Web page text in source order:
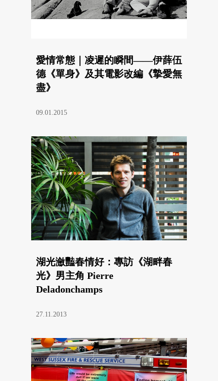
愛情常態｜凌遲的瞬間——伊薛伍
德《單身》及其電影改編《摯愛無
盡》
09.01.2015
湖光瀲豔春情好：專訪《湖畔春
光》男主角 Pierre
Deladonchamps
27.11.2013